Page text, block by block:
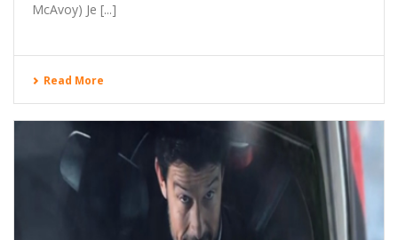
McAvoy) Je [...]
Read More